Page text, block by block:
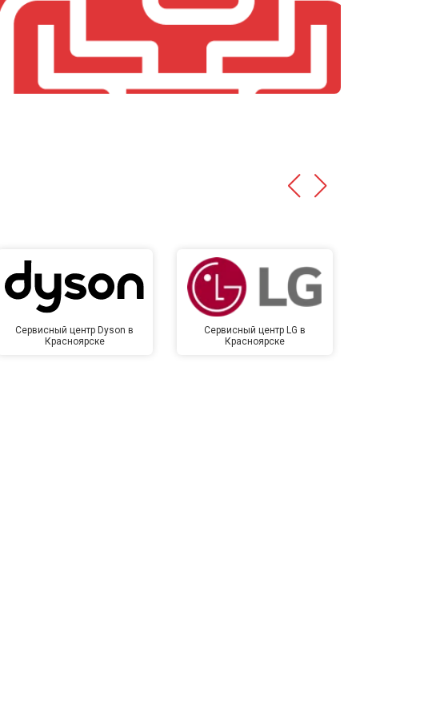
Заказать
от 4500 ₽ Заказать
Сервисный центр Dyson в
Красноярске
Сервисный центр LG в
Красноярске